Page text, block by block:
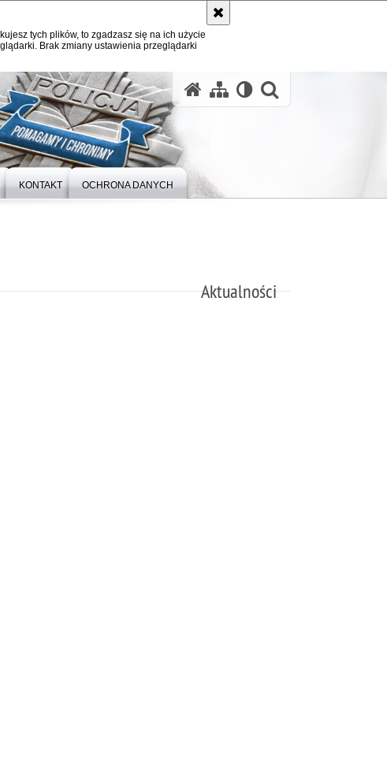
tych plików, to zgadzasz się na ich użycie
Brak zmiany ustawienia przeglądarki
KONTAKT OCHRONA DANYCH
Aktualności